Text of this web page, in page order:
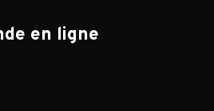
en ligne